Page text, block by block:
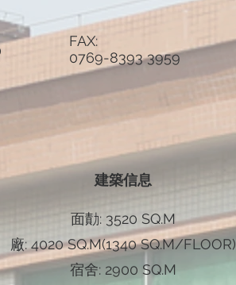
FAX:
0769-8393 3959
建築信息
面勣: 3520 SQ.M
廠: 4020 SQ.M(1340 SQ.M/FLOOR)
宿舍: 2900 SQ.M